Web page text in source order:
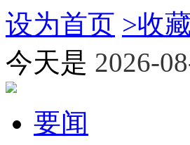
设为首页 >收
今天是 2026-
要闻